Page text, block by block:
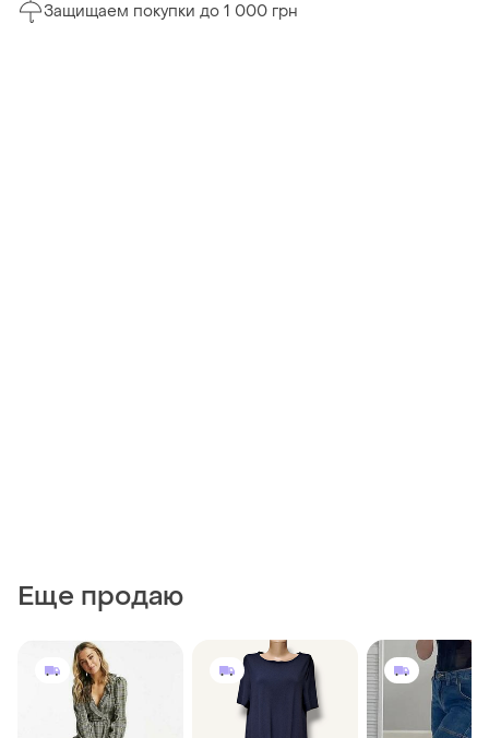
Защищаем покупки до 1 000 грн
Еще продаю